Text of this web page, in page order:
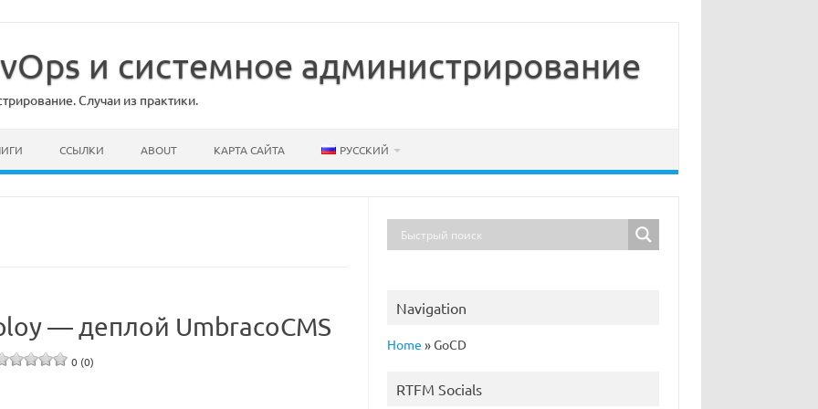
и системное администрирование
Случаи из практики.
ССЫЛКИ ABOUT КАРТА САЙТА РУССКИЙ
— деплой UmbracoCMS
0 (0)
Navigation
Home »GoCD
RTFM Socials